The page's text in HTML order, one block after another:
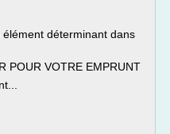
déterminant dans
POUR VOTRE EMPRUNT